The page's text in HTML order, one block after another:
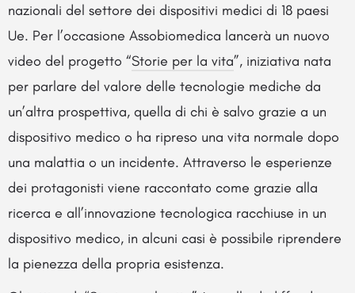
nazionali del settore dei dispositivi medici di 18 paesi
Ue. Per l’occasione Assobiomedica lancerà un nuovo
video del progetto “Storie per la vita”, iniziativa nata
per parlare del valore delle tecnologie mediche da
un’altra prospettiva, quella di chi è salvo grazie a un
dispositivo medico o ha ripreso una vita normale dopo
una malattia o un incidente. Attraverso le esperienze
dei protagonisti viene raccontato come grazie alla
ricerca e all’innovazione tecnologica racchiuse in un
dispositivo medico, in alcuni casi è possibile riprendere
la pienezza della propria esistenza.